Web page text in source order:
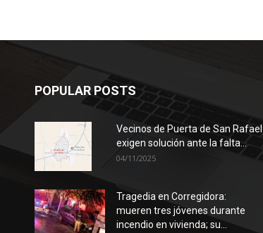
POPULAR POSTS
Vecinos de Puerta de San Rafael
exigen solución ante la falta...
04/11/2025
Tragedia en Corregidora:
mueren tres jóvenes durante
incendio en vivienda; su...